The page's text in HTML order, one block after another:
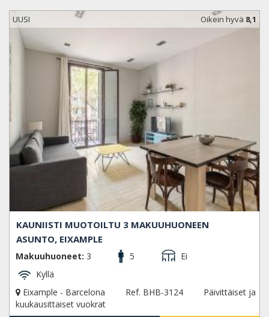
UUSI Oikein hyvä 8,1
KAUNIISTI MUOTOILTU 3 MAKUUHUONEEN
ASUNTO, EIXAMPLE
Makuuhuoneet: 3 5
Ei
Kyllä
Eixample - Barcelona
Ref. BHB-3124
Päivittäiset ja
kuukausittaiset vuokrat